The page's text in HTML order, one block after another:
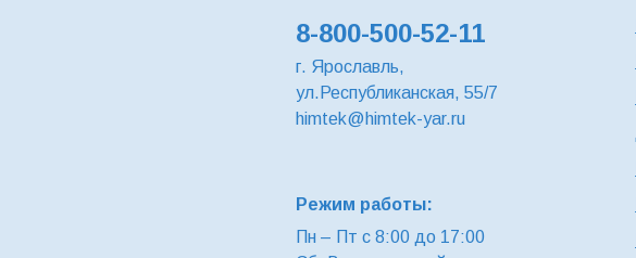
8-800-500-52-11
г. Ярославль,
ул.Республиканская, 55/7
himtek@himtek-yar.ru
Режим работы:
Пн – Пт с 8:00 до 17:00